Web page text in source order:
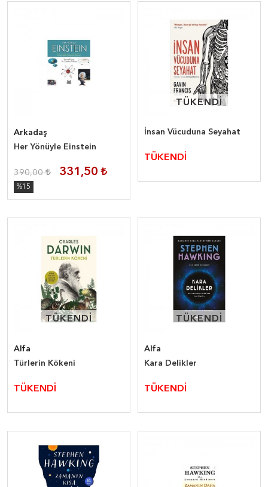
Arkadaş
Her Yönüyle Einstein
390,00 331,50
%15
TÜKENDİ
TÜKENDİ
İnsan Vücuduna Seyahat
TÜKENDİ
TÜKENDİ
TÜKENDİ
Alfa
Türlerin Kökeni
TÜKENDİ
TÜKENDİ
TÜKENDİ
Alfa
Kara Delikler
TÜKENDİ